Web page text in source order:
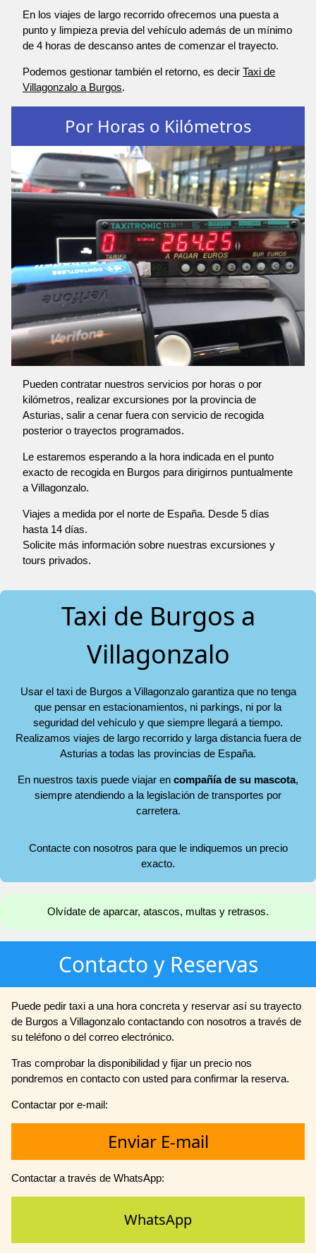
En los viajes de largo recorrido ofrecemos una puesta a
punto y limpieza previa del vehículo además de un mínimo
de 4 horas de descanso antes de comenzar el trayecto.
Podemos gestionar también el retorno, es decir Taxi de
Villagonzalo a Burgos.
Por Horas o Kilómetros
Pueden contratar nuestros servicios por horas o por
kilómetros, realizar excursiones por la provincia de
Asturias, salir a cenar fuera con servicio de recogida
posterior o trayectos programados.
Le estaremos esperando a la hora indicada en el punto
exacto de recogida en Burgos para dirigirnos puntualmente
a Villagonzalo.
Viajes a medida por el norte de España. Desde 5 días
hasta 14 días.
Solicite más información sobre nuestras excursiones y
tours privados.
Taxi de Burgos a
Villagonzalo
Usar el taxi de Burgos a Villagonzalo garantiza que no tenga
que pensar en estacionamientos, ni parkings, ni por la
seguridad del vehículo y que siempre llegará a tiempo.
Realizamos viajes de largo recorrido y larga distancia fuera de
Asturias a todas las provincias de España.
En nuestros taxis puede viajar en compañía de su mascota,
siempre atendiendo a la legislación de transportes por
carretera.
Contacte con nosotros para que le indiquemos un precio
exacto.
Olvídate de aparcar, atascos, multas y retrasos.
Contacto y Reservas
Puede pedir taxi a una hora concreta y reservar así su trayecto
de Burgos a Villagonzalo contactando con nosotros a través de
su teléfono o del correo electrónico.
Tras comprobar la disponibilidad y fijar un precio nos
pondremos en contacto con usted para confirmar la reserva.
Contactar por e-mail:
Enviar E-mail
Contactar a través de WhatsApp:
WhatsApp